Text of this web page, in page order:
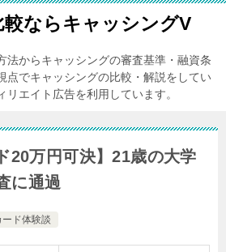
較ならキャッシングV
法からキャッシングの審査基準・融資条
点でキャッシングの比較・解説をしてい
エイト広告を利用しています。
20万円可決】21歳の大学
に通過
ド体験談